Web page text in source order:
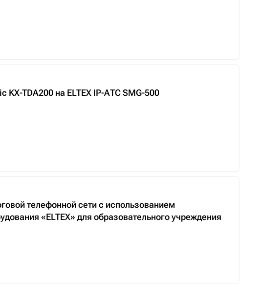
KX-TDA200 на ELTEX IP-АТС SMG-500
телефонной сети с использованием
«ELTEX» для образовательного учреждения